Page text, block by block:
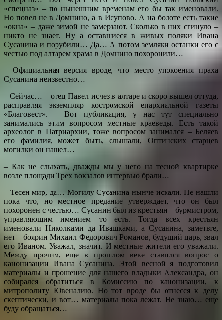
«спецназ» – по нынешним временам его бы так именовали.
Но повел не в Домнино, а в Исупово. А на болоте есть такие
«окна» – даже зимой не замерзают. Сколько в них сгинуло –
никто не знает. Ну а оставшиеся в живых поляки Ивана
Сусанина и порубили… Да… А потом земляки останки его с
честью под алтарем храма в Домнино похоронили…
– Официальная версия вроде, что место упокоения праха
Сусанина неизвестно…
– Сейчас… – отец Павел исчез в алтаре и скоро вышел оттуда,
расправляя экземпляр костромской епархиальной газеты
«Благовест». – Вот публикация, у нас тут специально
занимались этим вопросом местные краеведы. Есть такой
археолог в Патриархии, тоже вопросом занимался – Беляев
его фамилия, может быть, слышали, Оптинских старцев
могилки он нашел…
– Как не слыхать, дважды мы у него на тесной квартирке
возле площади Трех вокзалов интервью брали…
– Тесен мир, да… Могилу Сусанина нынче искали. Не нашли
пока что, но местное предание утверждает, что он был
похоронен с честью… Сусанин был из крестьян – бурмистром,
управляющим имением то есть. Тогда всех крестьян
именовали Николками да Ивашками, а Сусанина, заметьте,
нет – боярин Михаил Федорович Романов, будущий царь, звал
его Иваном. Уважал, значит. И местные жители его уважали.
Между прочим, еще в прошлом веке ставился вопрос о
канонизации Ивана Сусанина. Этой весной я подготовил
материалы и прошение для нашего владыки Александра, он
собирался обратиться в Комиссию по канонизации, к
митрополиту Ювеналию. Но тот вроде бы отнесся к делу
скептически, и вот… материалы пока лежат. Не знаю… еще
буду обращаться…